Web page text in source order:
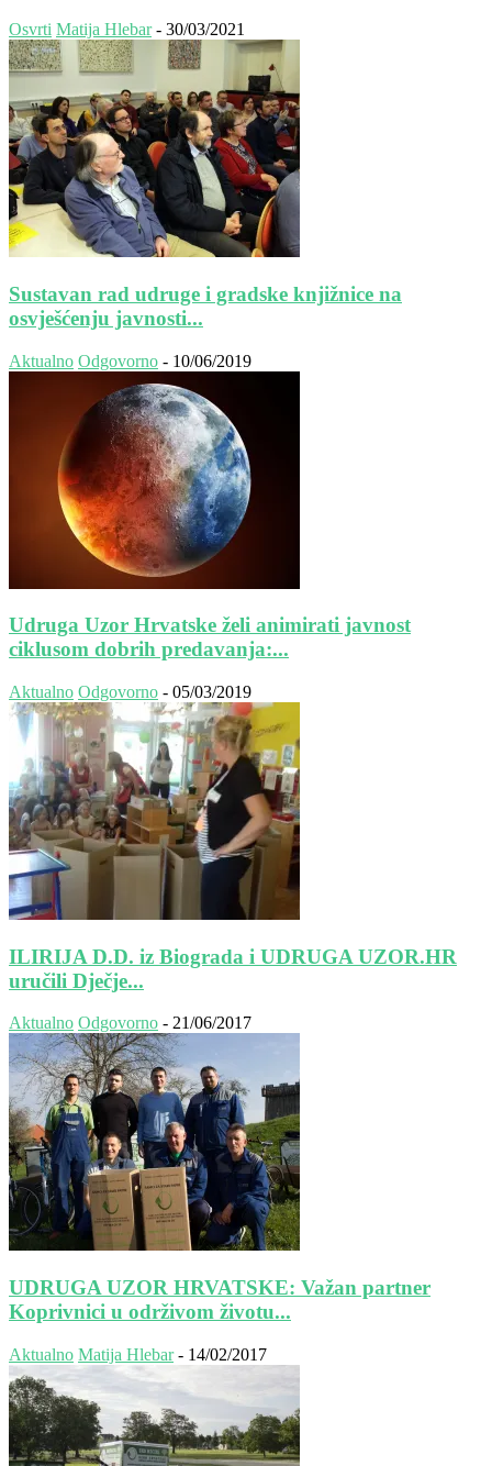
Osvrti Matija Hlebar - 30/03/2021
Sustavan rad udruge i gradske knjižnice na
osvješćenju javnosti...
Aktualno Odgovorno - 10/06/2019
Udruga Uzor Hrvatske želi animirati javnost
ciklusom dobrih predavanja:...
Aktualno Odgovorno - 05/03/2019
ILIRIJA D.D. iz Biograda i UDRUGA UZOR.HR
uručili Dječje...
Aktualno Odgovorno - 21/06/2017
UDRUGA UZOR HRVATSKE: Važan partner
Koprivnici u održivom životu...
Aktualno Matija Hlebar - 14/02/2017